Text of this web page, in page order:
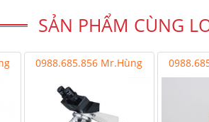
SẢN PHẨM CÙNG
0988.685.856 Mr.Hùng